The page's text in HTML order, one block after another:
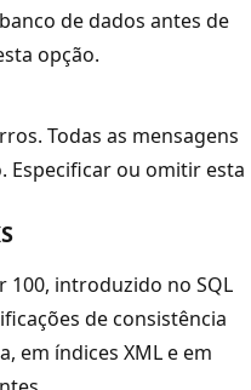
de dados antes de
opção.
Todas as mensagens
Especificar ou omitir esta
100, introduzido no SQL
de consistência
em índices XML e em